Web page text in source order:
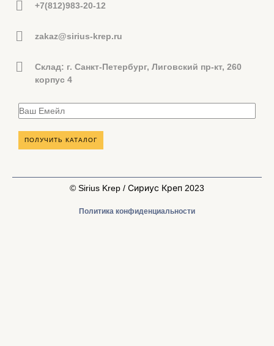
+7(812)983-20-12
zakaz@sirius-krep.ru
Склад: г. Санкт-Петербург, Лиговский пр-кт, 260
корпус 4
© Sirius Krep / Сириус Креп 2023
Политика конфиденциальности